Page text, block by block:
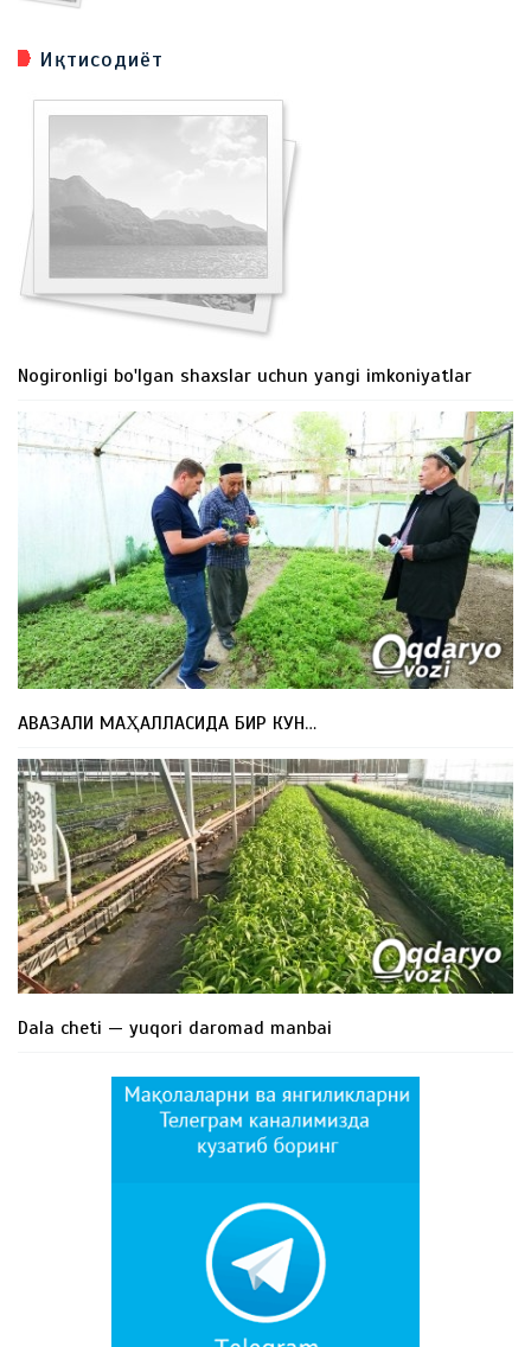
Иқтисодиёт
Nogironligi bo'lgan shaxslar uchun yangi imkoniyatlar
АВАЗАЛИ МАҲАЛЛАСИДА БИР КУН…
Dala cheti — yuqori daromad manbai